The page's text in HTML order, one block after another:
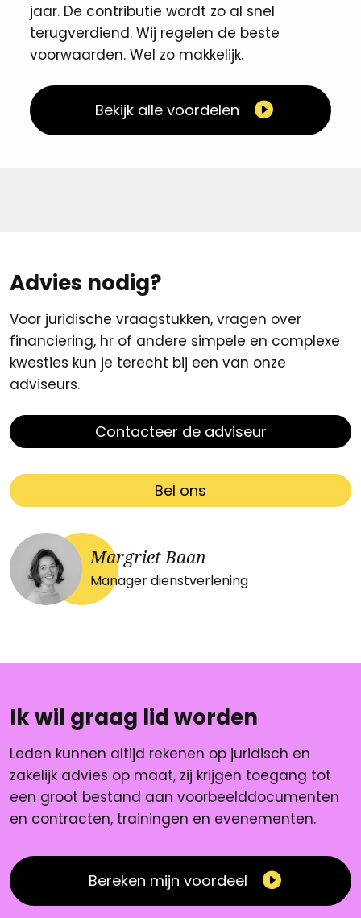
jaar. De contributie wordt zo al snel
terugverdiend. Wij regelen de beste
voorwaarden. Wel zo makkelijk. ​
Bekijk alle voordelen
Advies nodig?
Voor juridische vraagstukken, vragen over
financiering, hr of andere simpele en complexe
kwesties kun je terecht bij een van onze
adviseurs.
Contacteer de adviseur
Bel ons
Margriet Baan
Manager dienstverlening
Ik wil graag lid worden
Leden kunnen altijd rekenen op juridisch en
zakelijk advies op maat, zij krijgen toegang tot
een groot bestand aan voorbeelddocumenten
en contracten, trainingen en evenementen.
Bereken mijn voordeel